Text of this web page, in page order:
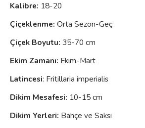
Kalibre: 18-20
Çiçeklenme: Orta Sezon-Geç
Çiçek Boyutu: 35-70 cm
Ekim Zamanı: Ekim-Mart
Latincesi: Fritillaria imperialis
Dikim Mesafesi: 10-15 cm
Dikim Yerleri: Bahçe ve Saksı